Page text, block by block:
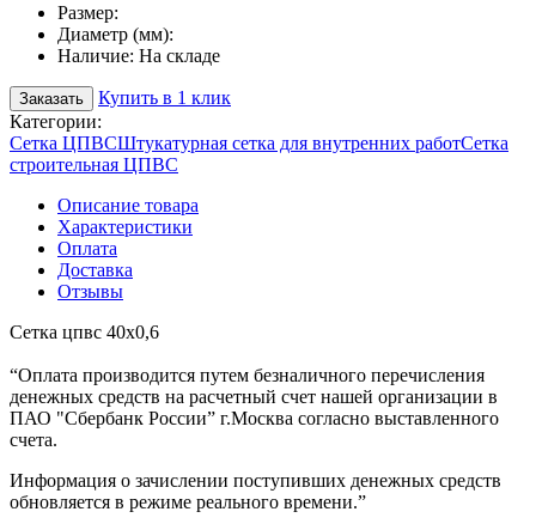
Размер:
Диаметр (мм):
Наличие: На складе
Заказать
Купить в 1 клик
Категории:
Сетка ЦПВСШтукатурная сетка для внутренних работСетка
строительная ЦПВС
Описание товара
Характеристики
Оплата
Доставка
Отзывы
Сетка цпвс 40х0,6
“Оплата производится путем безналичного перечисления
денежных средств на расчетный счет нашей организации в
ПАО "Сбербанк России” г.Москва согласно выставленного
счета.
Информация о зачислении поступивших денежных средств
обновляется в режиме реального времени.”